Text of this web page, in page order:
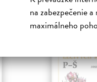
na zabezpečenie
maximálneho